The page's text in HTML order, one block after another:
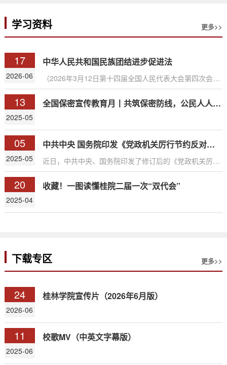
学习资料 更多>>
17
2026-06
中华人民共和国民族团结进步促进法
（2026年3月12日第十四届全国人民代表大会第四次会议
通过）目录 序言 第一章 总则 第二章 构筑共
有精神家园 第三章 促进交往交流交融 第四章 推
各族人民在长期交往交流交融中，共同开拓了祖国的辽阔
疆域，共同缔造了统一的多民族国家，共同书写了辉煌的
中国历史，...
13
2025-05
全国保密宣传教育月丨共筑保密防线，公民人人有责
05
2025-05
中共中央 国务院印发《党政机关厉行节约反对浪费条例》
近日，中共中央、国务院印发了修订后的《党政机关厉行
节约反对浪费条例》（以下简称《条例》），并发出通
知，要求各地区各部门认真遵照执行。通知指出，《条
20
2025-04
收藏！一图读懂桂院二届一次“双代会”
下载专区 更多>>
24
2026-06
桂林学院宣传片（2026年6月版）
11
2025-06
校歌MV（中英文字幕版）